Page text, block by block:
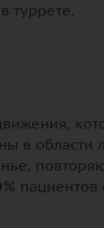
туррете.
в области
пациентов